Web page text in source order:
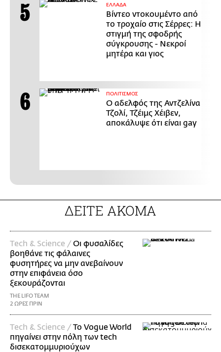
ΕΛΛΑΔΑ
Βίντεο ντοκουμέντο από
το τροχαίο στις Σέρρες: Η
στιγμή της σφοδρής
σύγκρουσης - Νεκροί
μητέρα και γιος
ΠΟΛΙΤΙΣΜΟΣ
Ο αδελφός της Αντζελίνα
Τζολί, Τζέιμς Χέιβεν,
αποκάλυψε ότι είναι gay
ΔΕΙΤΕ ΑΚΟΜΑ
Τech & Science /Οι φυσαλίδες
βοηθάνε τις φάλαινες
φυσητήρες να μην ανεβαίνουν
στην επιφάνεια όσο
ξεκουράζονται
THE LIFO TEAM
2 ΩΡΕΣ ΠΡΙΝ
Τech & Science /Το Vogue World
πηγαίνει στην πόλη των tech
δισεκατομμυριούχων